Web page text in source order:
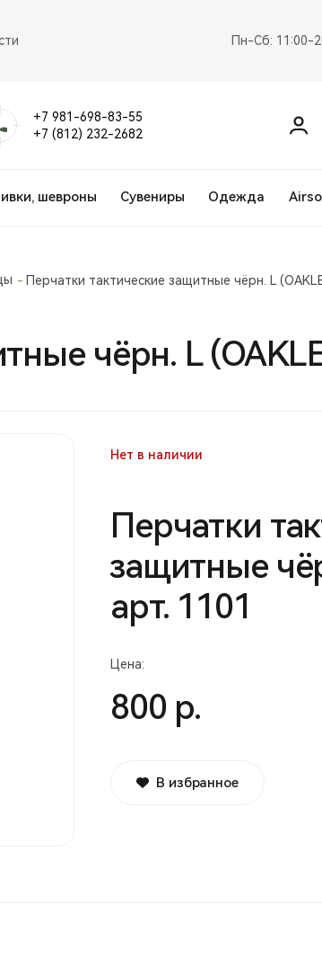
Пн-Сб: 11:00-
+7 981-698-83-55
+7 (812) 232-2682
шевроны Сувениры Одежда
Перчатки тактические защитные чёрн. L
чёрн. L
Нет в наличии
Перчатки
защитные
арт. 1101
Цена:
800 р.
В избранное